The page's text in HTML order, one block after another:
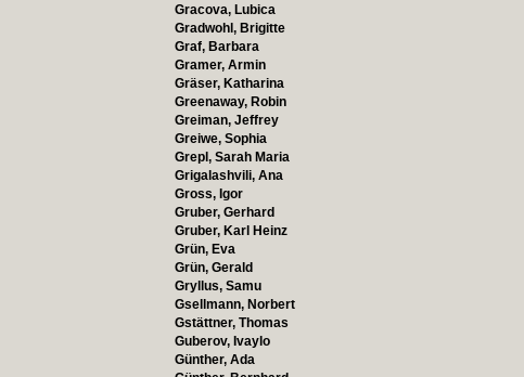
Gracova, Lubica
Gradwohl, Brigitte
Graf, Barbara
Gramer, Armin
Gräser, Katharina
Greenaway, Robin
Greiman, Jeffrey
Greiwe, Sophia
Grepl, Sarah Maria
Grigalashvili, Ana
Gross, Igor
Gruber, Gerhard
Gruber, Karl Heinz
Grün, Eva
Grün, Gerald
Gryllus, Samu
Gsellmann, Norbert
Gstättner, Thomas
Guberov, Ivaylo
Günther, Ada